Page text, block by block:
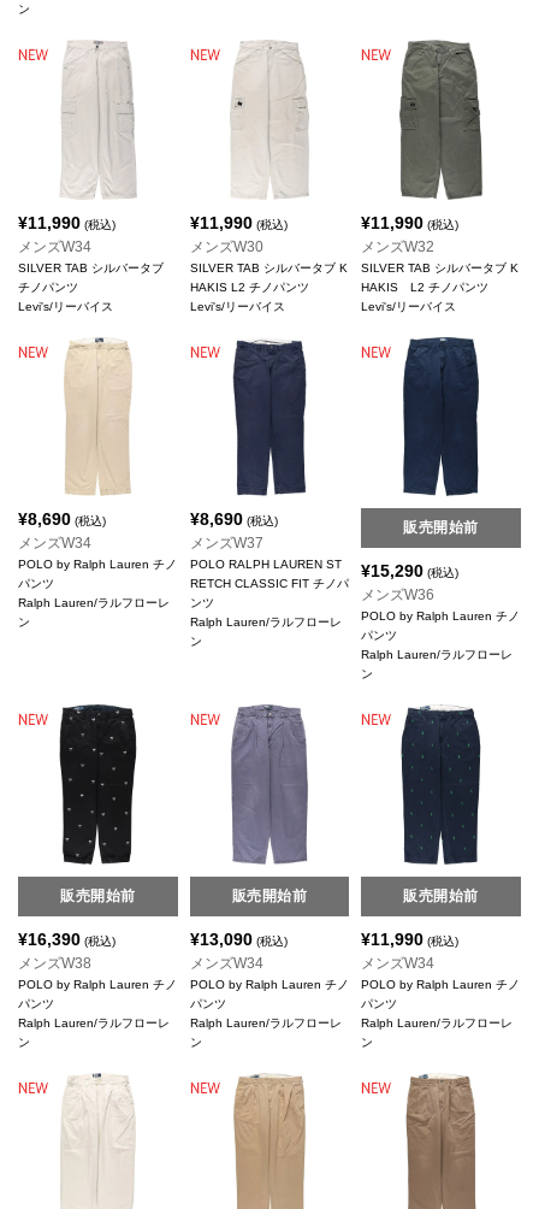
ン
¥11,990 (税込)
メンズW34
SILVER TAB シルバータブ
チノパンツ
Levi's/リーバイス
¥11,990(税込)
メンズW30
SILVER TAB シルバータブ K
HAKIS L2 チノパンツ
Levi's/リーバイス
¥11,990 (税込)
メンズW32
SILVER TAB シルバータブ K
HAKIS L2 チノパンツ
Levi's/リーバイス
¥8,690 (税込)
メンズW34
POLO by Ralph Lauren チノ
パンツ
Ralph Lauren/ラルフローレ
ン
¥8,690(税込)
メンズW37
POLO RALPH LAUREN ST
RETCH CLASSIC FIT チノパ
ンツ
Ralph Lauren/ラルフローレ
ン
販売開始前
¥15,290 (税込)
メンズW36
POLO by Ralph Lauren チノ
パンツ
Ralph Lauren/ラルフローレ
ン
販売開始前
¥16,390 (税込)
メンズW38
POLO by Ralph Lauren チノ
パンツ
Ralph Lauren/ラルフローレ
ン
販売開始前
¥13,090(税込)
メンズW34
POLO by Ralph Lauren チノ
パンツ
Ralph Lauren/ラルフローレ
ン
販売開始前
¥11,990 (税込)
メンズW34
POLO by Ralph Lauren チノ
パンツ
Ralph Lauren/ラルフローレ
ン